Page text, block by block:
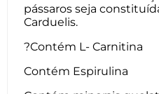
pássaros seja
Carduelis.
?Contém L- Carnitina
Contém Espirulina